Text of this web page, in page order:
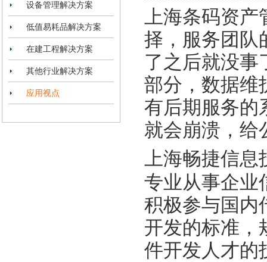
设备管理解决方案
低值易耗品解决方案
在建工程解决方案
其他行业解决方案
应用视点
上海条码资产
择，服务团队
了之后就没事
部分，数据维
有后期服务的
就会崩溃，给
上海畅捷信息
专业从事企业
积极参与国内
开发的标准，
件开发人才的